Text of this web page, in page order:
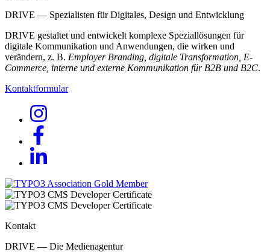
DRIVE — Spezialisten für Digitales, Design und Entwicklung
DRIVE gestaltet und entwickelt komplexe Speziallösungen für
digitale Kommunikation und Anwendungen, die wirken und
verändern, z. B. Employer Branding, digitale Transformation, E-
Commerce, interne und externe Kommunikation für B2B und B2C.
Kontaktformular
Kontakt
DRIVE — Die Medienagentur